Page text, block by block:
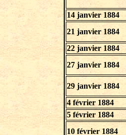
14 janvier 1884
21 janvier 1884
22 janvier 1884
27 janvier 1884
29 janvier 1884
4 février 1884
5 février 1884
10 février 1884